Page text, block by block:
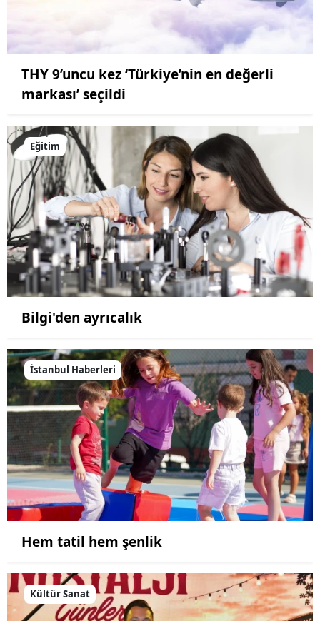
THY 9’uncu kez ‘Türkiye’nin en değerli
markası’ seçildi
Eğitim
Bilgi'den ayrıcalık
İstanbul Haberleri
Hem tatil hem şenlik
Kültür Sanat